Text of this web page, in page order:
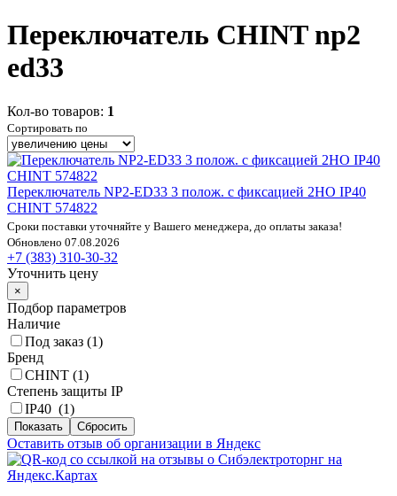
Переключатель CHINT np2
ed33
Кол-во товаров: 1
Сортировать по
Переключатель NP2-ED33 3 полож. с фиксацией 2НО IP40
CHINT 574822
Сроки поставки уточняйте у Вашего менеджера, до оплаты заказа!
Обновлено 07.08.2026
+7 (383) 310-30-32
Уточнить цену
×
Подбор параметров
Наличие
Под заказ (1)
Бренд
CHINT (1)
Степень защиты IP
IP40 (1)
Оставить отзыв об организации в Яндекс